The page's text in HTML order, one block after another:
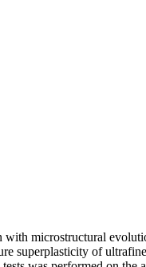
microstructural
superplasticity of